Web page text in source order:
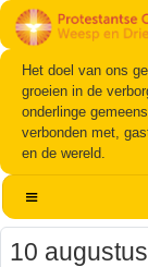
Het doel van ons
groeien in de
onderlinge
verbonden met,
en de wereld.
10